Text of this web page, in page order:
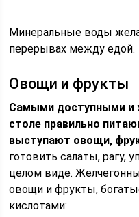
Минеральные воды
перерывах между едой.
Овощи и фрукты
Самыми доступными и
столе правильно
выступают овощи,
готовить салаты, рагу,
целом виде.
овощи и фрукты,
кислотами: